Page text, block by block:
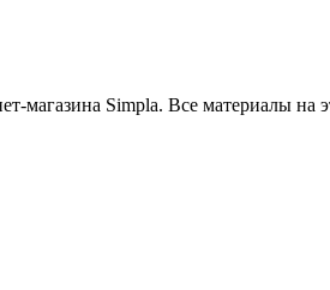
магазина Simpla. Все материалы